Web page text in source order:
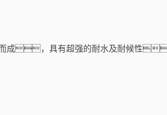
而成，具有超强的耐水及耐候性